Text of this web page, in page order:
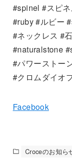
#spinel #スピ
#ruby #ルビー
#ネックレス #石
#naturalstone
#パワーストー
#クロムダイオ
Facebook
Croceのお知ら